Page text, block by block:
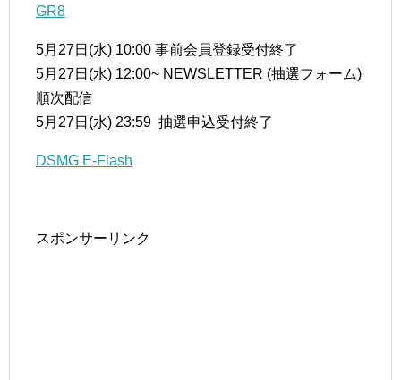
GR8
5月27日(水) 10:00 事前会員登録受付終了
5月27日(水) 12:00~ NEWSLETTER (抽選フォーム)
順次配信
5月27日(水) 23:59 抽選申込受付終了
DSMG E-Flash
スポンサーリンク